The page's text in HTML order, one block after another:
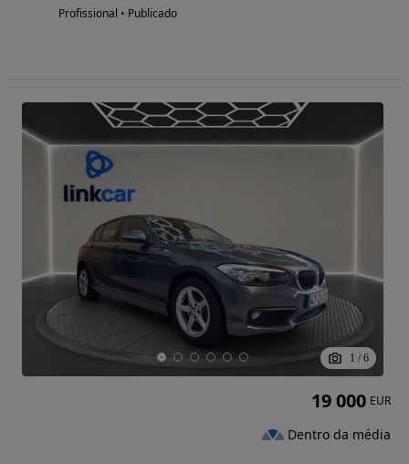
Profissional • Publicado
1 / 6
19 000 EUR
Dentro da média